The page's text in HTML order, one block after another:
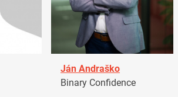
Ján Andraško
Binary Confidence